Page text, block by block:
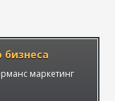
бизнеса
маркетинг